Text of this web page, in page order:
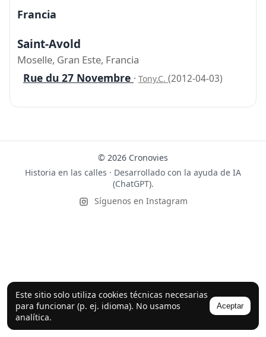
Este sitio solo utiliza cookies técnicas necesarias
para funcionar (p. ej. idioma). No usamos
analítica.
Aceptar
Francia
Saint-Avold
Moselle, Gran Este, Francia
Rue du 27 Novembre · Tony.C. (2012-04-03)
© 2026 Cronovies
Historia en las calles · Desarrollado con la ayuda de IA
(ChatGPT).
Síguenos en Instagram